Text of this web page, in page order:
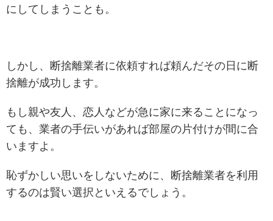
にしてしまうことも。
しかし、断捨離業者に依頼すれば頼んだその日に断
捨離が成功します。
もし親や友人、恋人などが急に家に来ることになっ
ても、業者の手伝いがあれば部屋の片付けが間に合
いますよ。
恥ずかしい思いをしないために、断捨離業者を利用
するのは賢い選択といえるでしょう。